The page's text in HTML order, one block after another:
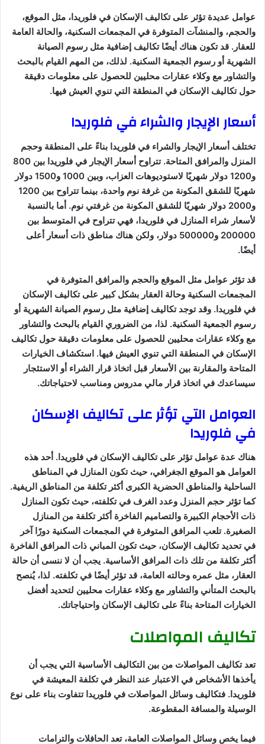
عوامل عديدة تؤثر على تكاليف الإسكان في فلوريدا، مثل الموقع،
والحجم، والمنشآت المتوفرة في المجمعات السكنية، والحالة العامة
للعقار. قد تكون هناك أيضًا تكاليف إضافية مثل رسوم الصيانة
الشهرية أو رسوم الجمعية السكنية. لذلك، من المهم القيام بالبحث
والتشاور مع وكلاء عقارات محليين للحصول على معلومات دقيقة
حول تكاليف الإسكان في المنطقة التي تنوي العيش فيها.
أسعار الإيجار والشراء في فلوريدا
تختلف أسعار الإيجار والشراء في فلوريدا بناءً على المنطقة وحجم
المنزل والمرافق المتاحة. تتراوح أسعار الإيجار في فلوريدا بين 800
و1200 دولار شهريًا لاستوديوهات العزاب، وبين 1000 و1500 دولار
شهريًا للشقق المكونة من غرفة نوم واحدة، بينما تتراوح بين 1200
و2000 دولار شهريًا للشقق المكونة من غرفتي نوم. أما بالنسبة
لأسعار شراء المنازل في فلوريدا، فهي تتراوح في المتوسط بين
200000 و500000 دولار، ولكن هناك مناطق ذات أسعار أعلى
أيضًا.
قد تؤثر عوامل مثل الموقع والحجم والمرافق المتوفرة في
المجمعات السكنية وحالة العقار بشكل كبير على تكاليف الإسكان
في فلوريدا. وقد توجد تكاليف إضافية مثل رسوم الصيانة الشهرية أو
رسوم الجمعية السكنية. لذا، من الضروري القيام بالبحث والتشاور
مع وكلاء عقارات محليين للحصول على معلومات دقيقة حول تكاليف
الإسكان في المنطقة التي تنوي العيش فيها. استكشاف الخيارات
المتاحة والمقارنة بين الأسعار قبل اتخاذ قرار الشراء أو الاستئجار
سيساعدك في اتخاذ قرار مالي مدروس ومناسب لاحتياجاتك.
العوامل التي تؤثر على تكاليف الإسكان
في فلوريدا
هناك عدة عوامل تؤثر على تكاليف الإسكان في فلوريدا. أحد هذه
العوامل هو الموقع الجغرافي، حيث تكون المنازل في المناطق
الساحلية والمناطق الحضرية الكبرى أكثر تكلفة من المناطق الريفية.
كما تؤثر حجم المنزل وعدد الغرف في تكلفته، حيث تكون المنازل
ذات الأحجام الكبيرة والتصاميم الفاخرة أكثر تكلفة من المنازل
الصغيرة. تلعب المرافق المتوفرة في المجمعات السكنية دورًا آخر
في تحديد تكاليف الإسكان، حيث تكون المباني ذات المرافق الفاخرة
أكثر تكلفة من تلك ذات المرافق الأساسية. يجب أن لا ننسى أن حالة
العقار، مثل عمره وحالته العامة، قد تؤثر أيضًا في تكلفته. لذا، يُنصح
بالبحث المتأني والتشاور مع وكلاء عقارات محليين لتحديد أفضل
الخيارات المتاحة بناءً على تكاليف الإسكان واحتياجاتك.
تكاليف المواصلات
تعد تكاليف المواصلات من بين التكاليف الأساسية التي يجب أن
يأخذها الأشخاص في الاعتبار عند النظر في تكلفة المعيشة في
فلوريدا. فتكاليف وسائل المواصلات في فلوريدا تتفاوت بناء على نوع
الوسيلة والمسافة المقطوعة.
فيما يخص وسائل المواصلات العامة، تعد الحافلات والترامات